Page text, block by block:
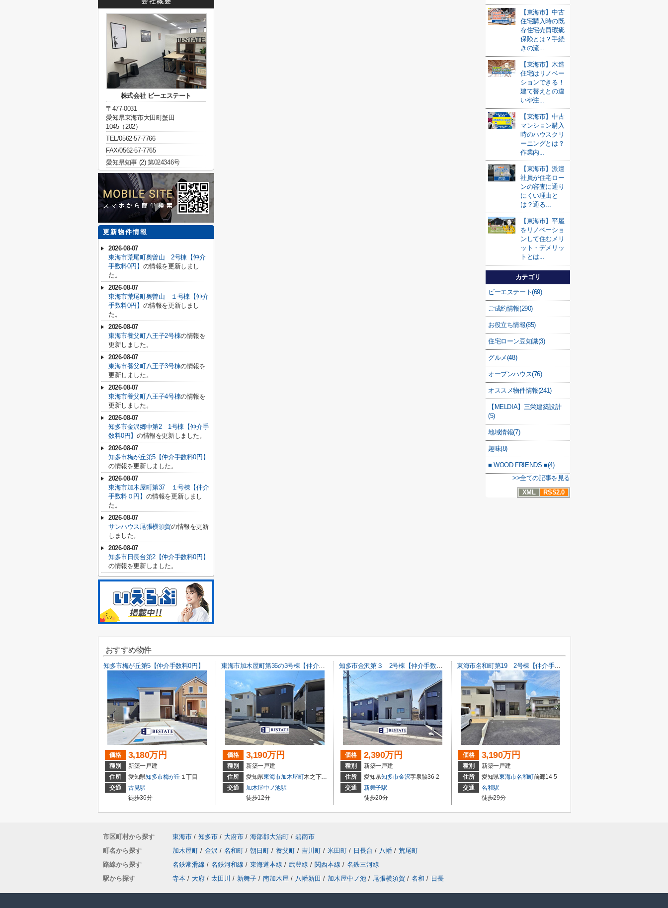
【東海市】中古
住宅購入時の既
存住宅売買瑕疵
保険とは？手続
きの流...
【東海市】木造
住宅はリノベー
ションできる！
建て替えとの違
いや注...
【東海市】中古
マンション購入
時のハウスクリ
ーニングとは？
作業内...
【東海市】派遣
社員が住宅ロー
ンの審査に通り
にくい理由と
は？通る...
【東海市】平屋
をリノベーショ
ンして住むメリ
ット・デメリッ
トとは...
カテゴリ
ビーエステート(69)
ご成約情報(290)
お役立ち情報(85)
住宅ローン豆知識(3)
グルメ(48)
オープンハウス(76)
オススメ物件情報(241)
【MELDIA】三栄建築設計
(5)
地域情報(7)
趣味(8)
■ WOOD FRIENDS ■(4)
>>全ての記事を見る
XML
RSS2.0
株式会社 ビーエステート
〒477-0031
愛知県東海市大田町蟹田
1045（202）
TEL/0562-57-7766
FAX/0562-57-7765
愛知県知事 (2) 第024346号
更新物件情報
2026-08-07
東海市荒尾町奥曽山 2号棟【仲介
手数料0円】 の情報を更新しまし
た。
2026-08-07
東海市荒尾町奥曽山 １号棟【仲介
手数料0円】 の情報を更新しまし
た。
2026-08-07
東海市養父町八王子2号棟の情報を
更新しました。
2026-08-07
東海市養父町八王子3号棟の情報を
更新しました。
2026-08-07
東海市養父町八王子4号棟の情報を
更新しました。
2026-08-07
知多市金沢郷中第2 1号棟【仲介手
数料0円】の情報を更新しました。
2026-08-07
知多市梅が丘第5【仲介手数料0円】
の情報を更新しました。
2026-08-07
東海市加木屋町第37 １号棟【仲介
手数料０円】 の情報を更新しまし
た。
2026-08-07
サンハウス尾張横須賀の情報を更新
しました。
2026-08-07
知多市日長台第2【仲介手数料0円】
の情報を更新しました。
おすすめ物件
知多市梅が丘第5【仲介手数料0円】
価格 3,180万円
種別
新築一戸建
住所
愛知県知多市梅が丘 １丁目
交通
古見駅
徒歩36分
東海市加木屋町第36の3号棟【仲介手数料0円】
価格 3,190万円
種別
新築一戸建
住所
愛知県東海市加木屋町木之下152
交通
加木屋中ノ池駅
徒歩12分
知多市金沢第３ 2号棟【仲介手数料0円】
価格 2,390万円
種別
新築一戸建
住所
愛知県知多市金沢字泉脇36-2
交通
新舞子駅
徒歩20分
東海市名和町第19 2号棟【仲介手数料0円】
価格 3,190万円
種別
新築一戸建
住所
愛知県東海市名和町前郷14-5
交通
名和駅
徒歩29分
市区町村から探す 東海市 / 知多市 / 大府市 / 海部郡大治町 / 碧南市
町名から探す
加木屋町 / 金沢 / 名和町 / 朝日町 / 養父町 / 吉川町 / 米田町 / 日長台 / 八幡 / 荒尾町
路線から探す
名鉄常滑線 / 名鉄河和線 / 東海道本線 / 武豊線 / 関西本線 / 名鉄三河線
駅から探す
寺本 / 大府 / 太田川 / 新舞子 / 南加木屋 / 八幡新田 / 加木屋中ノ池 / 尾張横須賀 / 名和 / 日長